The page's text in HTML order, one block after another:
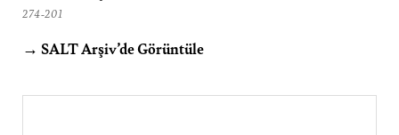
274-201
→ SALT Arşiv’de Görüntüle